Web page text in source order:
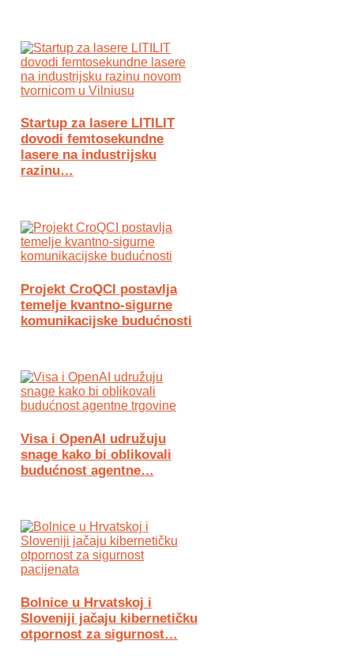
Startup za lasere LITILIT
dovodi femtosekundne
lasere na industrijsku
razinu…
Projekt CroQCI postavlja
temelje kvantno-sigurne
komunikacijske budućnosti
Visa i OpenAI udružuju
snage kako bi oblikovali
budućnost agentne…
Bolnice u Hrvatskoj i
Sloveniji jačaju kibernetičku
otpornost za sigurnost…